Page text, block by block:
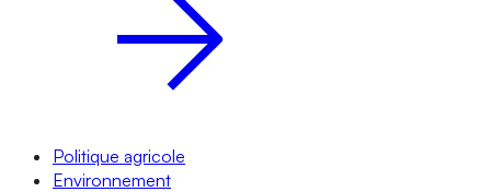
Politique agricole
Environnement